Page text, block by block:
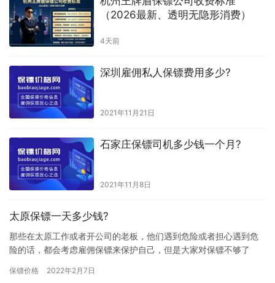
（2026最新、透明无隐形消费）
4天前
深圳雇佣私人保镖费用多少?
2021年11月21日
石家庄保镖司机多少钱一个月?
2021年11月8日
太原保镖一天多少钱?
那些在太原工作或者开公司的老板，他们遇到危险或者担心遇到危
险的话，都会考虑雇佣保镖来保护自己，但是大家对保镖不够了
那太原保…
保镖价格 2022年2月7日